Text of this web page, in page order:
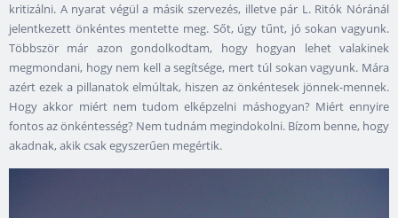
kritizálni. A nyarat végül a másik szervezés, illetve pár L. Ritók Nóránál
jelentkezett önkéntes mentette meg. Sőt, úgy tűnt, jó sokan vagyunk.
Többször már azon gondolkodtam, hogy hogyan lehet valakinek
megmondani, hogy nem kell a segítsége, mert túl sokan vagyunk. Mára
azért ezek a pillanatok elmúltak, hiszen az önkéntesek jönnek-mennek.
Hogy akkor miért nem tudom elképzelni máshogyan? Miért ennyire
fontos az önkéntesség? Nem tudnám megindokolni. Bízom benne, hogy
akadnak, akik csak egyszerűen megértik.